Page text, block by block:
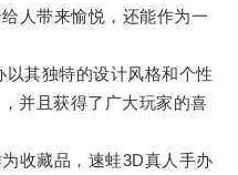
带来愉悦，还能作为一
其独特的设计风格和个性
并且获得了广大玩家的喜
藏品，速蛙3D真人手办